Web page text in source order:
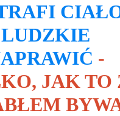
LUDZKIE
-
JAK TO